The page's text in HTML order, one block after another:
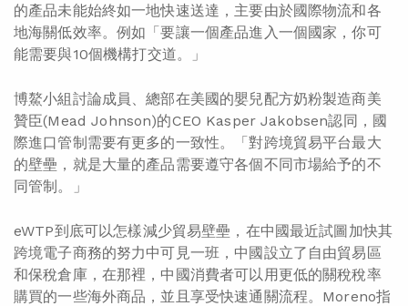
的產品未能始終如一地快速送達，主要由於國際物流和各
地海關低效率。例如「要讓一個產品進入一個國家，你可
能需要與10個機構打交道。」
博鰲小組討論成員、總部在美國的嬰兒配方奶粉製造商美
贊臣(Mead Johnson)的CEO Kasper Jakobsen認同，國
際進口管制需要有更多的一致性。「對跨境貿易平台最大
的壁壘，就是大量的產品需要遵守各個不同市場給予的不
同管制。」
eWTP到底可以怎樣減少貿易壁壘，在中國最近試圖加快其
跨境電子商務的努力中可見一班，中國設立了自由貿易區
和保稅倉庫，在那裡，中國消費者可以用更低的關稅稅率
購買的一些海外商品，並且享受快速通關流程。Moreno指